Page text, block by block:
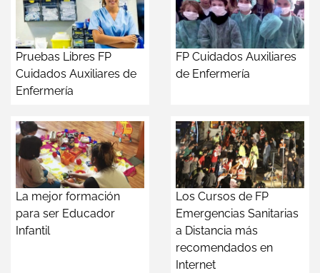
Pruebas Libres FP
Cuidados Auxiliares de
Enfermería
FP Cuidados Auxiliares
de Enfermería
La mejor formación
para ser Educador
Infantil
Los Cursos de FP
Emergencias Sanitarias
a Distancia más
recomendados en
Internet